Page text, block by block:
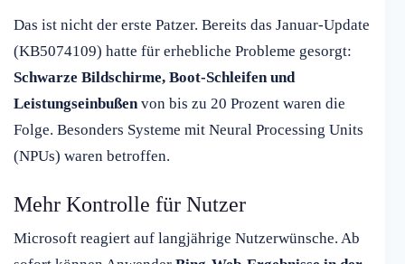
Das ist nicht der erste Patzer. Bereits das Januar-Update
(KB5074109) hatte für erhebliche Probleme gesorgt:
Schwarze Bildschirme, Boot-Schleifen und
Leistungseinbußenvon bis zu 20 Prozent waren die
Folge. Besonders Systeme mit Neural Processing Units
(NPUs) waren betroffen.
Mehr Kontrolle für Nutzer
Microsoft reagiert auf langjährige Nutzerwünsche. Ab